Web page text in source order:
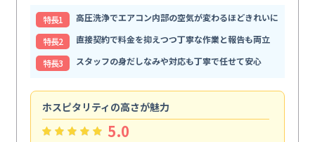
特⻑1
高圧洗浄でエアコン内部の空気が変わるほどきれいに
特⻑2
直接契約で料金を抑えつつ丁寧な作業と報告も両立
特⻑3
スタッフの身だしなみや対応も丁寧で任せて安心
ホスピタリティの高さが魅力
5.0